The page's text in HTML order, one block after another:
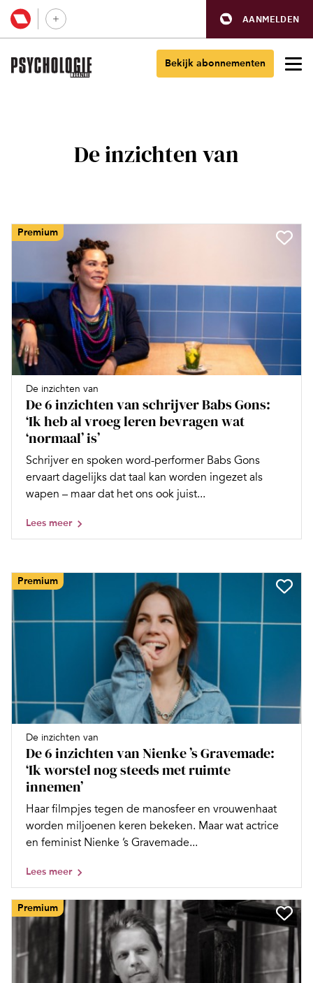
AANMELDEN
Bekijk abonnementen
De inzichten van
Premium
De inzichten van
De 6 inzichten van schrijver Babs Gons:
‘Ik heb al vroeg leren bevragen wat
‘normaal’ is’
Schrijver en spoken word-performer Babs Gons
ervaart dagelijks dat taal kan worden ingezet als
wapen – maar dat het ons ook juist...
Lees meer
Premium
De inzichten van
De 6 inzichten van Nienke ’s Gravemade:
‘Ik worstel nog steeds met ruimte
innemen’
Haar filmpjes tegen de manosfeer en vrouwenhaat
worden miljoenen keren bekeken. Maar wat actrice
en feminist Nienke ’s Gravemade...
Lees meer
Premium